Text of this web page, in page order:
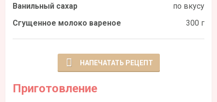
Ванильный сахар
по вкусу
Сгущенное молоко вареное
300 г
НАПЕЧАТАТЬ РЕЦЕПТ
Приготовление